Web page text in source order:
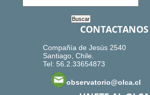
CONTACTANOS
Compañía de Jesús 2540
Santiago, Chile.
Tel: 56.2.33654873
observatorio@olca.cl